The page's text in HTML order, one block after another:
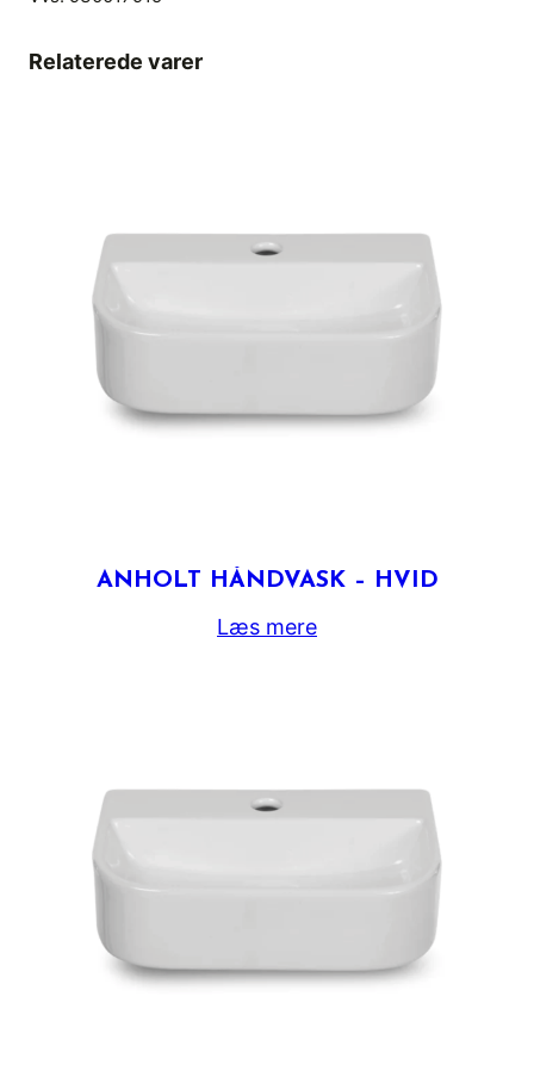
Relaterede varer
ANHOLT HÅNDVASK – HVID
Læs mere